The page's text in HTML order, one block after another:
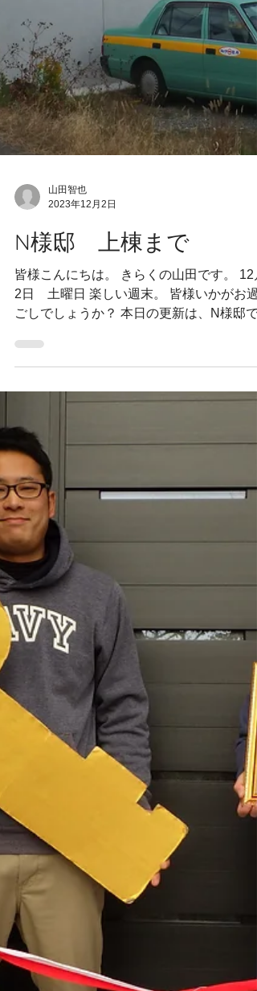
N様邸 上棟まで
皆様こんにちは。 きらくの山田です。 12
2日 土曜日 楽しい週末。 皆様いかがお過
ごしでしょうか？ 本日の更新は、N様邸で
す。 11月20日にめでたく上棟を迎えさせ
頂きましたN様邸。 今月の12月12日に上棟
飾りの奉納を予定させて頂いている現場の
棟までのお写真をUP...